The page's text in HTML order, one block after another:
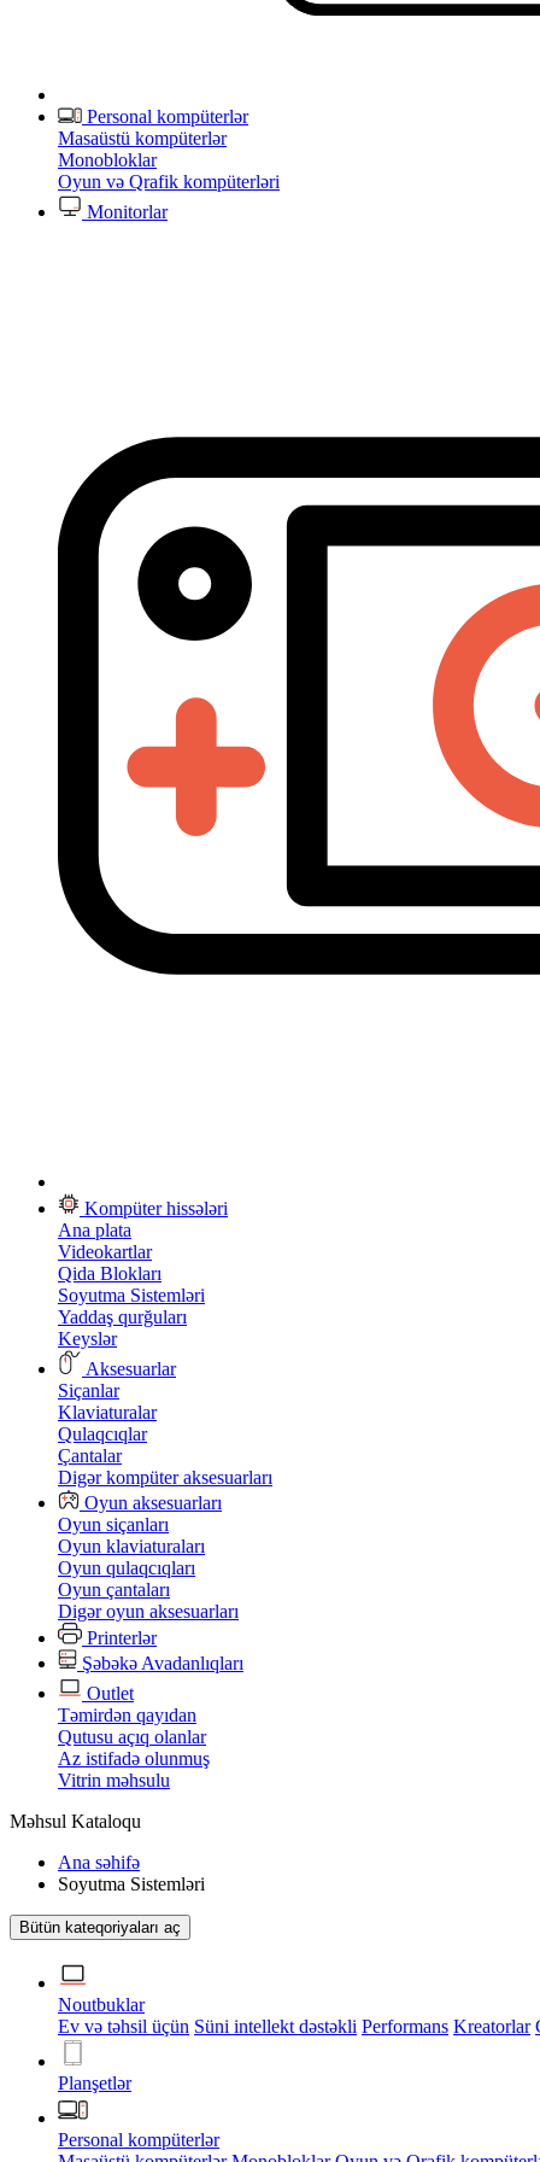
Personal kompüterlər
Masaüstü kompüterlər
Monobloklar
Oyun və Qrafik kompüterləri
Monitorlar
Kompüter hissələri
Ana plata
Videokartlar
Qida Blokları
Soyutma Sistemləri
Yaddaş qurğuları
Keyslər
Aksesuarlar
Siçanlar
Klaviaturalar
Qulaqcıqlar
Çantalar
Digər kompüter aksesuarları
Oyun aksesuarları
Oyun siçanları
Oyun klaviaturaları
Oyun qulaqcıqları
Oyun çantaları
Digər oyun aksesuarları
Printerlər
Şəbəkə Avadanlıqları
Outlet
Təmirdən qayıdan
Qutusu açıq olanlar
Az istifadə olunmuş
Vitrin məhsulu
Məhsul Kataloqu
Ana səhifə
Soyutma Sistemləri
Bütün kateqoriyaları aç
Noutbuklar
Ev və təhsil üçün Süni intellekt dəstəkli Performans Kreatorlar
Planşetlər
Personal kompüterlər